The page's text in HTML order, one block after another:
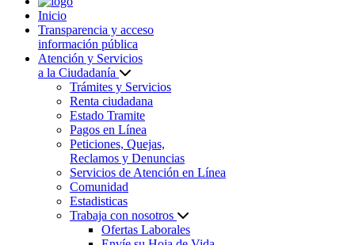
Inicio
Transparencia y acceso
información pública
Atención y Servicios
a la Ciudadanía
Trámites y Servicios
Renta ciudadana
Estado Tramite
Pagos en Línea
Peticiones, Quejas,
Reclamos y Denuncias
Servicios de Atención en Línea
Comunidad
Estadisticas
Trabaja con nosotros
Ofertas Laborales